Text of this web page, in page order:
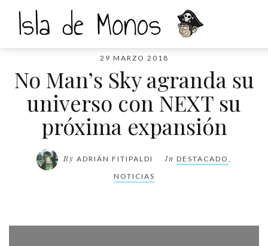
29 MARZO 2018
No Man’s Sky agranda su
universo con NEXT su
próxima expansión
By ADRIÁN FITIPALDI In DESTACADO ,
NOTICIAS